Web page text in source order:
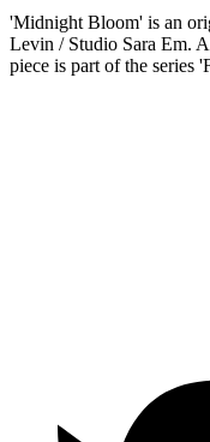
'Midnight Bloom' is an
Levin / Studio Sara Em.
piece is part of the series